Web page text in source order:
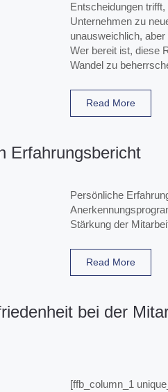
Entscheidungen
Unternehmen zu
unausweichlich,
Wer bereit ist, diese
Wandel zu
Read More
Erfahrungsbericht
Persönliche
Stärkung der
Read More
bei der
[ffb_column_1